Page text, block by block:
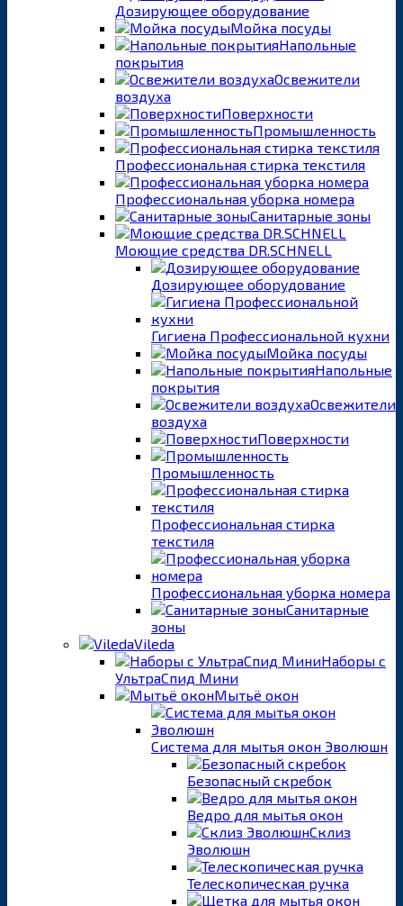
Дозирующее оборудование
Мойка посуды
Напольные
покрытия
Освежители
воздуха
Поверхности
Промышленность
Профессиональная стирка текстиля
Профессиональная уборка номера
Санитарные зоны
Моющие средства DR.SCHNELL
Дозирующее оборудование
Гигиена Профессиональной кухни
Мойка посуды
Напольные
покрытия
Освежители
воздуха
Поверхности
Промышленность
Профессиональная стирка
текстиля
Профессиональная уборка номера
Санитарные
зоны
Vileda
Наборы с
УльтраСпид Мини
Мытьё окон
Система для мытья окон Эволюшн
Безопасный скребок
Ведро для мытья окон
Склиз
Эволюшн
Телескопическая ручка